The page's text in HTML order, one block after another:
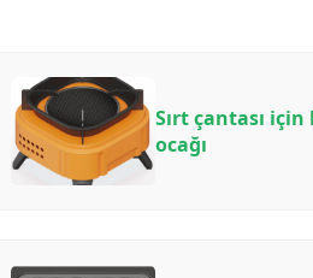
Sırt çantası
ocağı